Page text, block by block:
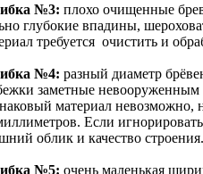
№3: плохо очищенные
глубокие впадины,
требуется очистить и
№4: разный диаметр
заметные
материал невозможно,
Если
облик и качество строения.
№5: очень маленькая